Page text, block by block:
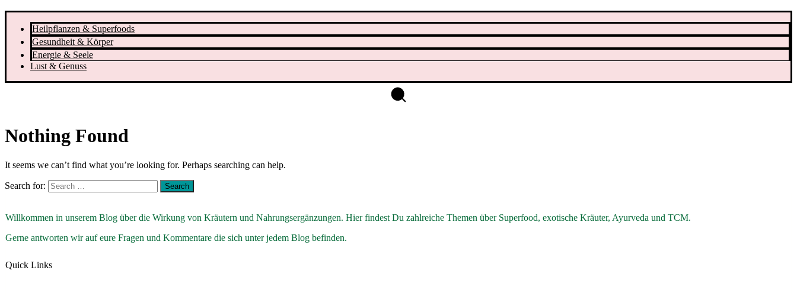
Heilpflanzen & Superfoods
Gesundheit & Körper
Energie & Seele
Lust & Genuss
Nothing Found
It seems we can’t find what you’re looking for. Perhaps searching can help.
Search for:
Willkommen in unserem Blog über die Wirkung von Kräutern und Nahrungsergänzungen. Hier findest Du zahlreiche Themen über Superfood, exotische Kräuter, Ayurveda und TCM.
Gerne antworten wir auf eure Fragen und Kommentare die sich unter jedem Blog befinden.
Quick Links